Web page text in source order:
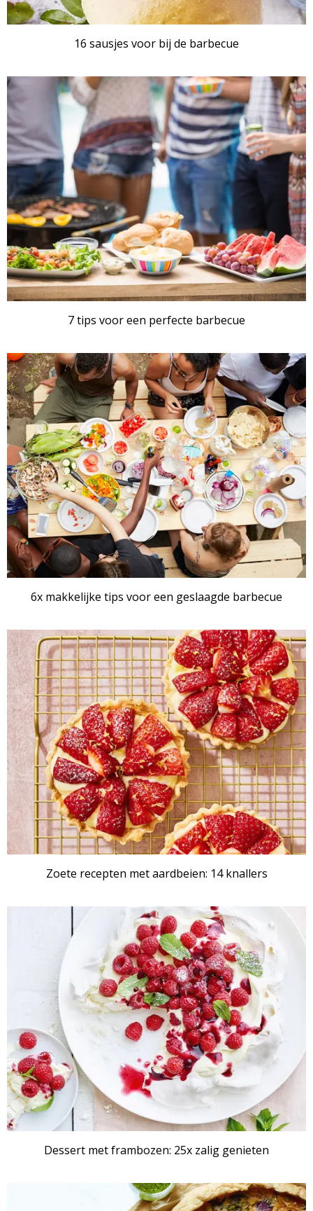
16 sausjes voor bij de barbecue
ARTIKEL
7 tips voor een perfecte barbecue
ARTIKEL
6x makkelijke tips voor een geslaagde barbecue
RECEPTENSET
Zoete recepten met aardbeien: 14 knallers
RECEPTENSET
Dessert met frambozen: 25x zalig genieten
RECEPTENSET